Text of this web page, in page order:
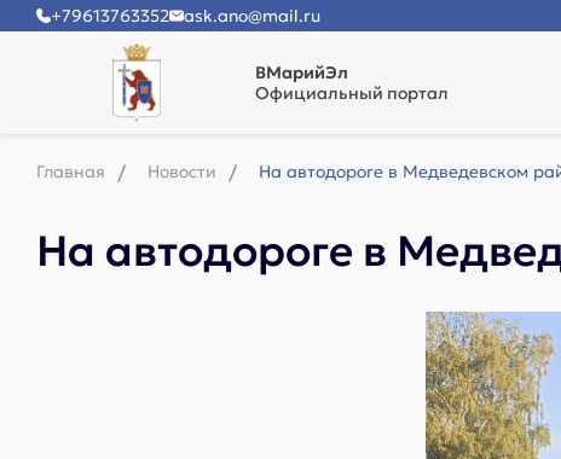
+79613763352 ask.ano@mail.ru
ВМарийЭл
Официальный портал
Главная Новости На автодороге в Медведевском
На автодороге в